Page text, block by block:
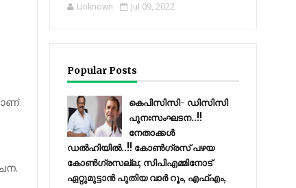
Unknown Jul 09, 2022
Popular Posts
കെപിസിസി- ഡിസിസി
പുനഃസംഘടന..!!
നേതാക്കൾ
ഡൽഹിയിൽ..!! കോണ്‍ഗ്രസ് പഴയ
കോണ്‍ഗ്രസല്ല; സിപിഎമ്മിനോട്
ഏറ്റുമുട്ടാന്‍ പുതിയ വാര്‍ റൂം, എഫ്‌എം,